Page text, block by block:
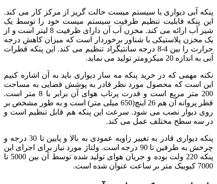
پنکه آبی دیواری با سیستم میست حالت گریز از مرکز کار می کند.
این پنکه قابلیت تنظیم ظرفیت سیستم میست خود را توسط یک
شیر آب ارائه می کند. مخزن آب آن دارای ظرفیت 8 لیتر است و از
یک مخزن پلاستیکی با شناور برخوردار است که میزان کاهش درجه
حرارت را بین 4-8 درجه سانتیگراد تنظیم می کند. این پنکه قطرات
آبی به اندازه 20 میکرومتر تولید می نماید.
نکته مهمی که در خرید پنکه مه ساز دیواری باید به آن اشاره کنیم
این است که محصول مورد نظر قادر به پوشش فضایی به مساحت
200 متر مربع است و قدرت پرتاب هوای آن برابر با 8 متر است.
قطر پروانه آن هم 26 اینچ(650 میلی متر) است و به طور مشخص بر
روی دیوار نصب می شود. سرعت این پنکه هم قابل تنظیم است و
در سه سطح مختلف عمل می کند.
پنکه دیواری قادر به تغییر زاویه عمودی به بالا و پایین تا 30 درجه و
چرخش به طرفین تا 90 درجه است. ولتاژ مورد نیاز برای اجرای این
پنکه 220 ولت بوده و جریان هوای تولید شده توسط آن بین 5000 تا
7000 کیوبیک متر بر ساعت عنوان شده است.